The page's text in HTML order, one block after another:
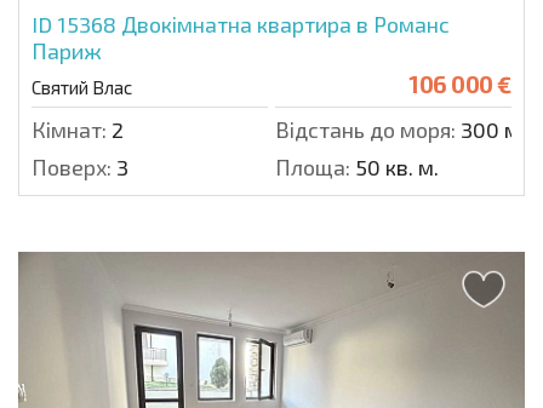
ID 15368 Двокімнатна квартира в Романс
Париж
Святий Влас 106 000 €
Кімнат: 2 Відстань до моря: 300 м.
Поверх: 3 Площа: 50 кв. м.